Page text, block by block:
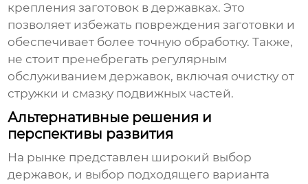
крепления заготовок вдержавках. Это
позволяет избежать повреждения заготовки и
обеспечивает более точную обработку. Также,
не стоит пренебрегать регулярным
обслуживанием державок, включая очистку от
стружки и смазку подвижных частей.
Альтернативные решения и
перспективы развития
На рынке представлен широкий выбор
державок, и выбор подходящего варианта